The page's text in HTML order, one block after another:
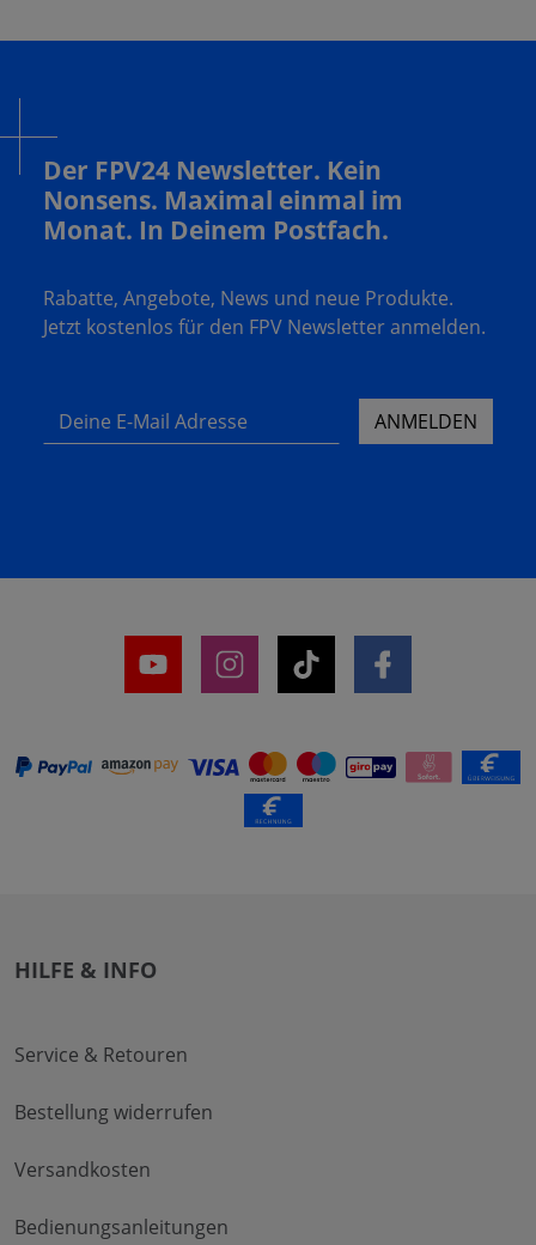
Der FPV24 Newsletter. Kein
Nonsens. Maximal einmal im
Monat. In Deinem Postfach.
Rabatte, Angebote, News und neue Produkte.
Jetzt kostenlos für den FPV Newsletter anmelden.
Deine E-Mail Adresse ANMELDEN
HILFE & INFO
Service & Retouren
Bestellung widerrufen
Versandkosten
Bedienungsanleitungen